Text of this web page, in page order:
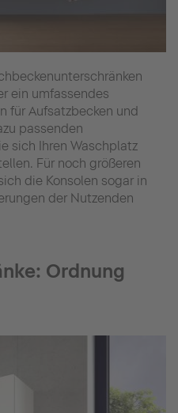
ein umfassendes
für Aufsatzbecken und
passenden
sich Ihren Waschplatz
Für noch größeren
die Konsolen sogar in
der Nutzenden
Ordnung